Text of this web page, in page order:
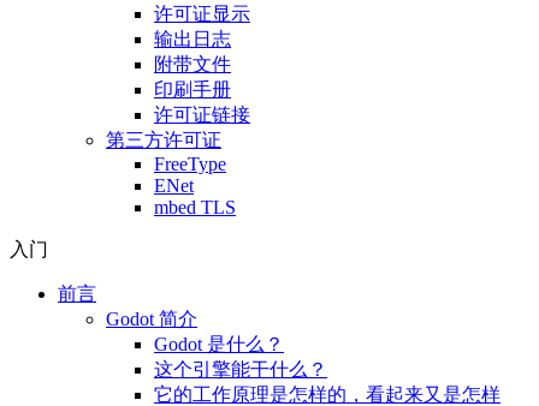
许可证显示
输出日志
附带文件
印刷手册
许可证链接
第三方许可证
FreeType
ENet
mbed TLS
入门
前言
Godot 简介
Godot 是什么？
这个引擎能干什么？
它的工作原理是怎样的，看起来又是怎样